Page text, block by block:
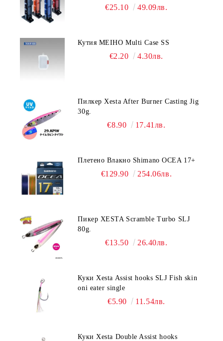
Blue/Black color
€25.10 49.09лв.
Кутия MEIHO Multi Case SS
€2.20 4.30лв.
Пилкер Xesta After Burner Casting Jig
30g.
€8.90 17.41лв.
Плетено Влакно Shimano OCEA 17+
€129.90 254.06лв.
Пикер XESTA Scramble Turbo SLJ
80g.
€13.50 26.40лв.
Куки Xesta Assist hooks SLJ Fish skin
oni eater single
€5.90 11.54лв.
Куки Xesta Double Assist hooks